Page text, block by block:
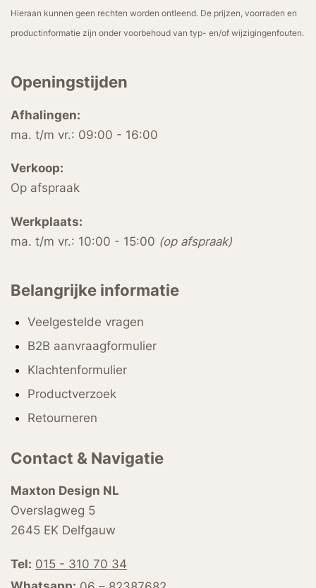
Hieraan kunnen geen rechten worden ontleend. De prijzen, voorraden en
productinformatie zijn onder voorbehoud van typ- en/of wijzigingenfouten.
Openingstijden
Afhalingen:
ma. t/m vr.: 09:00 - 16:00
Verkoop:
Op afspraak
Werkplaats:
ma. t/m vr.: 10:00 - 15:00 (op afspraak)
Belangrijke informatie
Veelgestelde vragen
B2B aanvraagformulier
Klachtenformulier
Productverzoek
Retourneren
Contact & Navigatie
Maxton Design NL
Overslagweg 5
2645 EK Delfgauw
Tel: 015 - 310 70 34